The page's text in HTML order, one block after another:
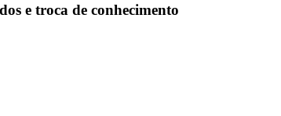
e troca de conhecimento